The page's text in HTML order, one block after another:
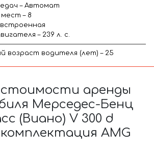
– Автомат
– 8
– 239 л. с.
возраст водителя (лет) – 25
аренды
Мерседес-Бенц
(Виано) V 300 d
AMG